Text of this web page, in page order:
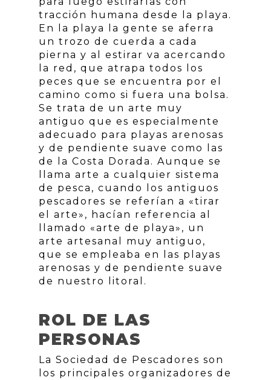
tracción humana desde la playa.
En la playa la gente se aferra
un trozo de cuerda a cada
pierna y al estirar va acercando
la red, que atrapa todos los
peces que se encuentra por el
camino como si fuera una bolsa.
Se trata de un arte muy
antiguo que es especialmente
adecuado para playas arenosas
y de pendiente suave como las
de la Costa Dorada. Aunque se
llama arte a cualquier sistema
de pesca, cuando los antiguos
pescadores se referían a «tirar
el arte», hacían referencia al
llamado «arte de playa», un
arte artesanal muy antiguo,
que se empleaba en las playas
arenosas y de pendiente suave
de nuestro litoral.
ROL DE LAS
PERSONAS
La Sociedad de Pescadores son
los principales organizadores de